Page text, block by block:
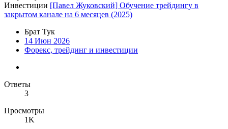
Инвестиции [Павел Жуковский] Обучение трейдингу в
закрытом канале на 6 месяцев (2025)
Брат Тук
14 Июн 2026
Форекс, трейдинг и инвестиции
Ответы
3
Просмотры
1K